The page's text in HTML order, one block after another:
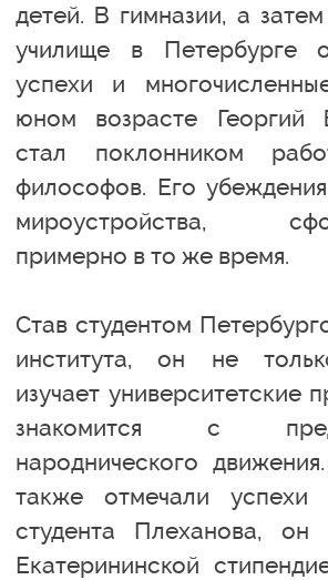
детей. В гимназии, а
училище в Петербурге
успехи и
юном возрасте Георгий
стал поклонником
философов. Его
мироустройства,
примерно в то же время.
Став студентом
института, он не
изучает университетские
знакомится с
народнического
также отмечали успехи
студента Плеханова, он
Екатерининской